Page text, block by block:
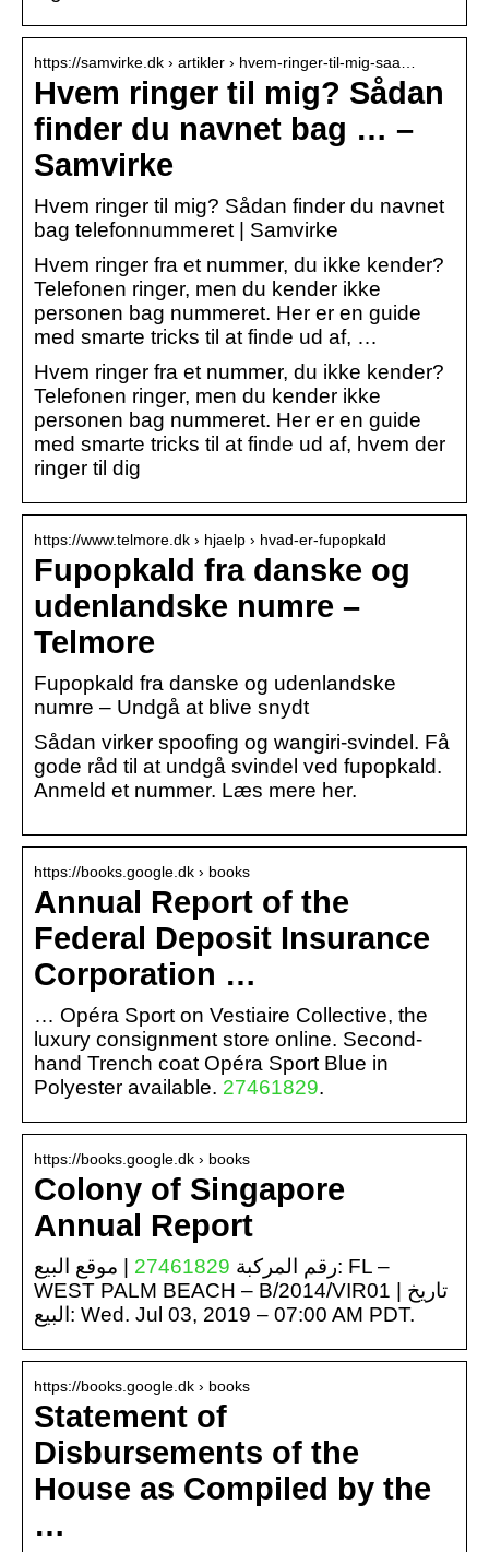
https://samvirke.dk › artikler › hvem-ringer-til-mig-saa…
Hvem ringer til mig? Sådan
finder du navnet bag … –
Samvirke
Hvem ringer til mig? Sådan finder du navnet
bag telefonnummeret | Samvirke
Hvem ringer fra et nummer, du ikke kender?
Telefonen ringer, men du kender ikke
personen bag nummeret. Her er en guide
med smarte tricks til at finde ud af, …
Hvem ringer fra et nummer, du ikke kender?
Telefonen ringer, men du kender ikke
personen bag nummeret. Her er en guide
med smarte tricks til at finde ud af, hvem der
ringer til dig
https://www.telmore.dk › hjaelp › hvad-er-fupopkald
Fupopkald fra danske og
udenlandske numre –
Telmore
Fupopkald fra danske og udenlandske
numre – Undgå at blive snydt
Sådan virker spoofing og wangiri-svindel. Få
gode råd til at undgå svindel ved fupopkald.
Anmeld et nummer. Læs mere her.
https://books.google.dk › books
Annual Report of the
Federal Deposit Insurance
Corporation …
… Opéra Sport on Vestiaire Collective, the
luxury consignment store online. Second-
hand Trench coat Opéra Sport Blue in
Polyester available. 27461829.
https://books.google.dk › books
Colony of Singapore
Annual Report
رقم المركبة 27461829 | موقع البيع: FL –
WEST PALM BEACH – B/2014/VIR01 | تاريخ
البيع: Wed. Jul 03, 2019 – 07:00 AM PDT.
https://books.google.dk › books
Statement of
Disbursements of the
House as Compiled by the
…